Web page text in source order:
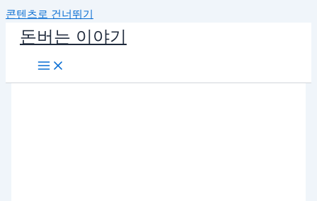
콘텐츠로 건너뛰기
돈버는 이야기